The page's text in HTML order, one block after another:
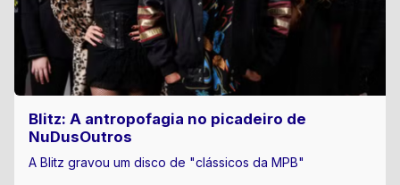
Blitz: A antropofagia no picadeiro de
NuDusOutros
A Blitz gravou um disco de "clássicos da MPB"